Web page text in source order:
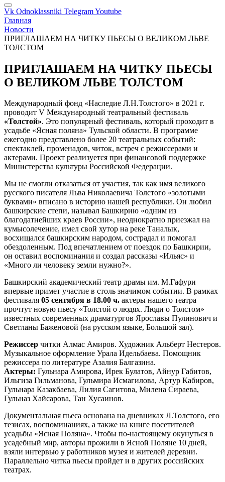
Vk Odnoklassniki TelegramYoutube
Главная
Новости
ПРИГЛАШАЕМ НА ЧИТКУ ПЬЕСЫ О ВЕЛИКОМ ЛЬВЕ
ТОЛСТОМ
ПРИГЛАШАЕМ НА ЧИТКУ ПЬЕСЫ
О ВЕЛИКОМ ЛЬВЕ ТОЛСТОМ
Международный фонд «Наследие Л.Н.Толстого» в 2021 г.
проводит V Международный театральный фестиваль
«Толстой». Это популярный фестиваль, который проходит в
усадьбе «Ясная поляна» Тульской области. В программе
ежегодно представлено более 20 театральных событий:
спектаклей, променадов, читок, встреч с режиссерами и
актерами. Проект реализуется при финансовой поддержке
Министерства культуры Российской Федерации.
Мы не смогли отказаться от участия, так как имя великого
русского писателя Льва Николаевича Толстого «золотыми
буквами» вписано в историю нашей республики. Он любил
башкирские степи, называл Башкирию «одним из
благодатнейших краев России», неоднократно приезжал на
кумысолечение, имел свой хутор на реке Таналык,
восхищался башкирским народом, сострадал и помогал
обездоленным. Под впечатлением от поездок по Башкирии,
он оставил воспоминания и создал рассказы «Ильяс» и
«Много ли человеку земли нужно?».
Башкирский академический театр драмы им. М.Гафури
впервые примет участие в столь значимом событии. В рамках
фестиваля 05 сентября в 18.00 ч. актеры нашего театра
прочтут новую пьесу «Толстой о людях. Люди о Толстом»
известных современных драматургов Ярославы Пулинович и
Светланы Баженовой (на русском языке, Большой зал).
Режиссер читки Алмас Амиров. Художник Альберт Нестеров.
Музыкальное оформление Урала Идельбаева. Помощник
режиссера по литературе Азалия Балгазина.
Актеры: Гульнара Амирова, Ирек Булатов, Айнур Габитов,
Ильгиза Гильманова, Гульмира Исмагилова, Артур Кабиров,
Гульнара Казакбаева, Лилия Сагитова, Милена Сираева,
Гульназ Хайсарова, Тан Хусаинов.
Документальная пьеса основана на дневниках Л.Толстого, его
тезисах, воспоминаниях, а также на книге посетителей
усадьбы «Ясная Поляна». Чтобы по-настоящему окунуться в
усадебный мир, авторы прожили в Ясной Поляне 10 дней,
взяли интервью у работников музея и жителей деревни.
Параллельно читка пьесы пройдет и в других российских
театрах.